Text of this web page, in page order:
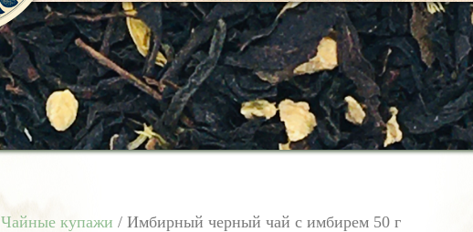
Чайные купажи / Имбирный черный чай с имбирем 50 г